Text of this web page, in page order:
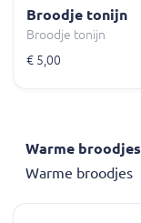
Broodje tonijn
Broodje tonijn
€ 5,00
Warme broodjes
Warme broodjes